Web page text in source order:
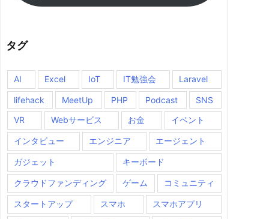
タグ
AI Excel IoT IT勉強会 Laravel
lifehack MeetUp PHP Podcast
SNS
VR
Webサービス お金 イベント
インタビュー エンジニア エージェント
ガジェット キーボード
クラウドファンディング ゲーム コミュニティ
スタートアップ スマホ スマホアプリ